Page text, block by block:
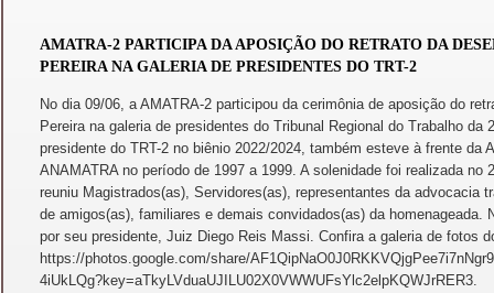
AMATRA-2 PARTICIPA DA APOSIÇÃO DO RETRATO DA
PEREIRA NA GALERIA DE PRESIDENTES DO TRT-2
No dia 09/06, a AMATRA-2 participou da cerimônia de aposição do
Pereira na galeria de presidentes do Tribunal Regional do Trabalho da
presidente do TRT-2 no biênio 2022/2024, também esteve à frente da
ANAMATRA no período de 1997 a 1999. A solenidade foi realizada no
reuniu Magistrados(as), Servidores(as), representantes da advocacia
de amigos(as), familiares e demais convidados(as) da homenageada.
por seu presidente, Juiz Diego Reis Massi. Confira a galeria de fotos
https://photos.google.com/share/
4iUkLQg?key=aTkyLVduaUJILU02X0VWWUFsYlc2elpKQWJrRER3.